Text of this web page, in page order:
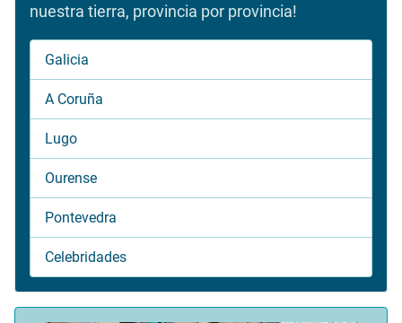
nuestra tierra, provincia por provincia!
Galicia
A Coruña
Lugo
Ourense
Pontevedra
Celebridades